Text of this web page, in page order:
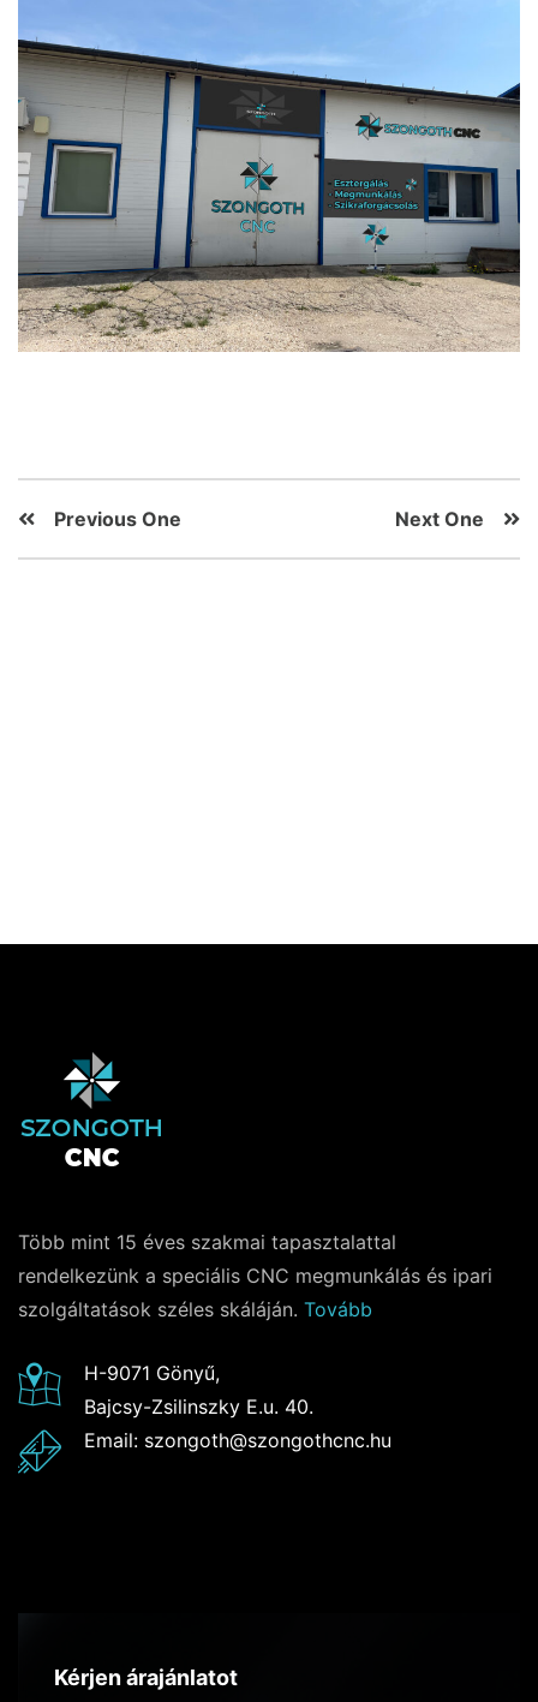
Previous One Next One
Több mint 15 éves szakmai tapasztalattal
rendelkezünk a speciális CNC megmunkálás és ipari
szolgáltatások széles skáláján. Tovább
H-9071 Gönyű,
Bajcsy-Zsilinszky E.u. 40.
Email: szongoth@szongothcnc.hu
Kérjen árajánlatot